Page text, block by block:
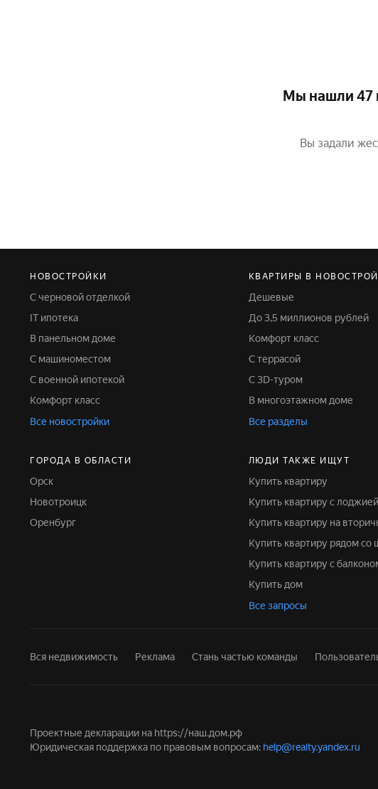
Мы нашли 47
Вы задали
НОВОСТРОЙКИ
С черновой отделкой
IT ипотека
В панельном доме
С машиноместом
С военной ипотекой
Комфорт класс
Все новостройки
КВАРТИРЫ В
Дешевые
До 3,5 миллионов рублей
Комфорт класс
С террасой
С 3D-туром
В многоэтажном доме
Все разделы
ГОРОДА В ОБЛАСТИ
Орск
Новотроицк
Оренбург
ЛЮДИ ТАКЖЕ ИЩУТ
Купить квартиру
Купить квартиру с лоджией
Купить квартиру на
Купить квартиру рядом со
Купить квартиру с
Купить дом
Все запросы
Вся недвижимость Реклама Стань частью команды
Проектные декларации на https://наш.дом.рф
Юридическая поддержка по правовым вопросам: help@realty.yandex.ru